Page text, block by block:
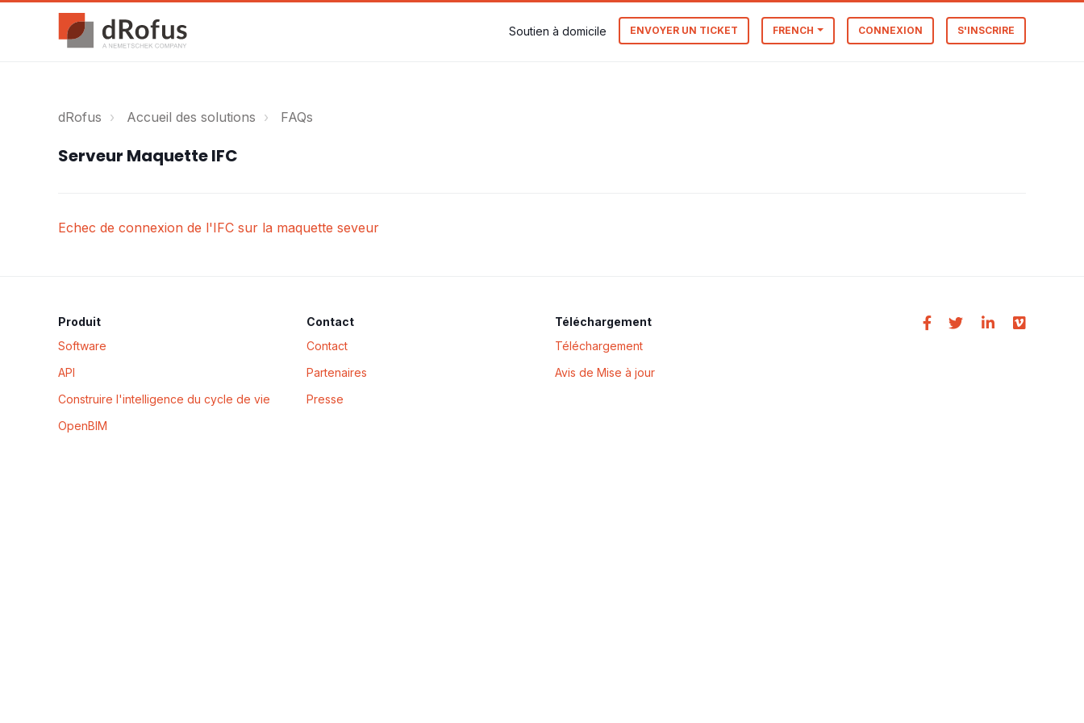
Soutien à domicile ENVOYER UN TICKET FRENCH CONNEXION S'INSCRIRE
dRofus Accueil des solutions FAQs
Serveur Maquette IFC
Echec de connexion de l'IFC sur la maquette seveur
Produit
Software
API
Construire l'intelligence du cycle de vie
OpenBIM
Contact
Contact
Partenaires
Presse
Téléchargement
Téléchargement
Avis de Mise à jour